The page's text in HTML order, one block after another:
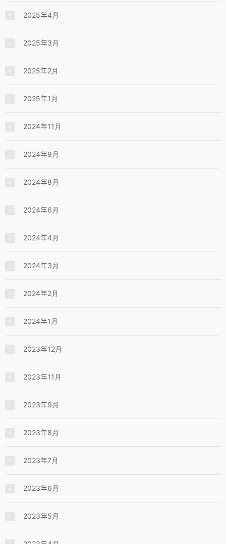
2025年4月
2025年3月
2025年2月
2025年1月
2024年11月
2024年9月
2024年8月
2024年6月
2024年4月
2024年3月
2024年2月
2024年1月
2023年12月
2023年11月
2023年9月
2023年8月
2023年7月
2023年6月
2023年5月